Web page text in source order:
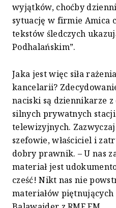
wyjątków, choćby
sytuację w firmie Amica
tekstów śledczych
Podhalańskim”.
Jaka jest więc siła
kancelarii?
naciski są dziennikarze z
silnych prywatnych
telewizyjnych.
szefowie, właściciel i
dobry prawnik. – U nas
materiał jest
cześć! Nikt nas nie
materiałów piętnujących